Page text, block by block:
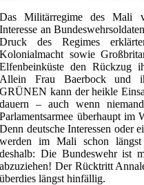
Das Militärregime des Mali
Interesse an
Druck des Regimes
Kolonialmacht sowie
Elfenbeinküste den Rückzug
Allein Frau Baerbock und
GRÜNEN kann der heikle
dauern – auch wenn
Parlamentsarmee überhaupt im
Denn deutsche Interessen oder
werden im Mali schon
deshalb: Die Bundeswehr ist
abzuziehen! Der Rücktritt
überdies längst hinfällig.